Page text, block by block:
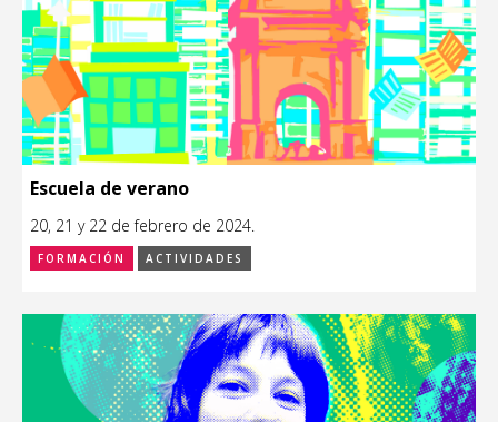
Escuela de verano
20, 21 y 22 de febrero de 2024.
FORMACIÓN ACTIVIDADES